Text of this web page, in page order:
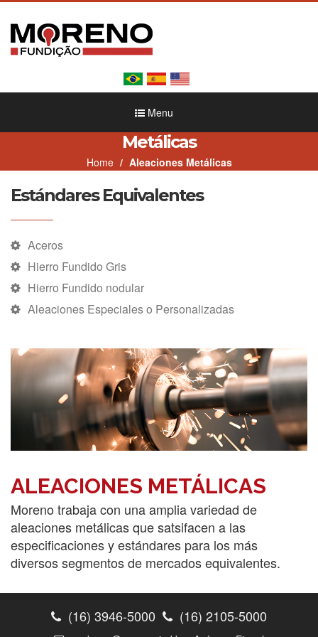
Menu
Metálicas
Home Aleaciones Metálicas
Estándares Equivalentes
Aceros
Hierro Fundido Gris
Hierro Fundido nodular
Aleaciones Especiales o Personalizadas
ALEACIONES METÁLICAS
Moreno trabaja con una amplia variedad de
aleaciones metálicas que satsifacen a las
especificaciones y estándares para los más
diversos segmentos de mercados equivalentes.
(16) 3946-5000 (16) 2105-5000